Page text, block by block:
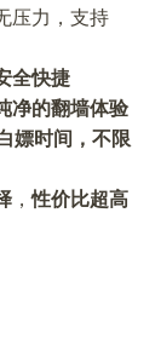
压力，支持
全快捷
净的翻墙体验
嫖时间，不限
，性价比超高